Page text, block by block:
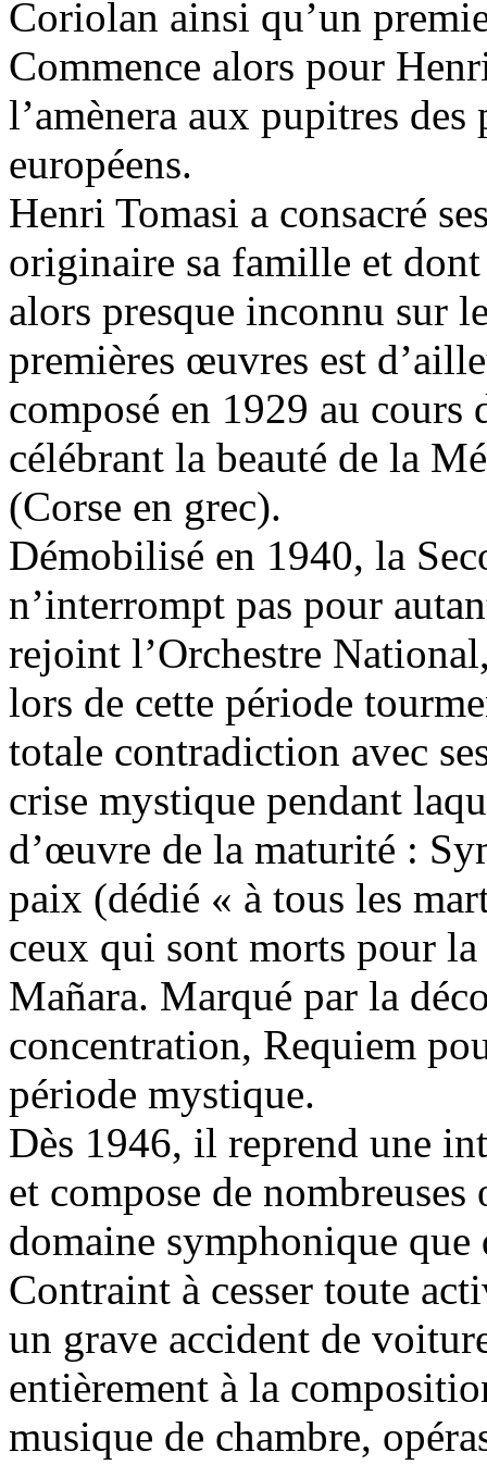
Coriolan ainsi qu’un
Commence alors pour
l’amènera aux pupitres
européens.
Henri Tomasi a consacré
originaire sa famille et
alors presque inconnu sur
premières œuvres est
composé en 1929 au cours
célébrant la beauté de la
(Corse en grec).
Démobilisé en 1940, la
n’interrompt pas pour
rejoint l’Orchestre
lors de cette période
totale contradiction avec
crise mystique pendant
d’œuvre de la maturité :
paix (dédié « à tous les
ceux qui sont morts pour
Mañara. Marqué par la
concentration, Requiem
période mystique.
Dès 1946, il reprend une
et compose de
domaine symphonique
Contraint à cesser toute
un grave accident de
entièrement à la
musique de chambre,